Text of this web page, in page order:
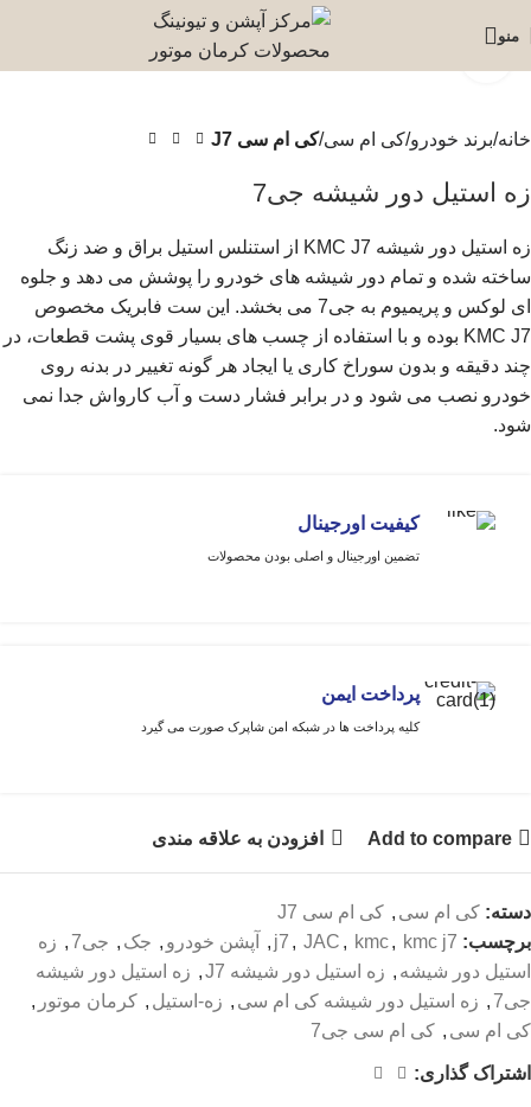
منو
برای بزرگنمایی کلیک کنید
خانه برند خودرو کی ام سی کی ام سی J7
زه استیل دور شیشه جی7
زه استیل دور شیشه KMC J7 از استنلس استیل براق و ضد زنگ
ساخته شده و تمام دور شیشه های خودرو را پوشش می دهد و جلوه
ای لوکس و پریمیوم به جی7 می بخشد. این ست فابریک مخصوص
KMC J7 بوده و با استفاده از چسب های بسیار قوی پشت قطعات، در
چند دقیقه و بدون سوراخ کاری یا ایجاد هر گونه تغییر در بدنه روی
خودرو نصب می شود و در برابر فشار دست و آب کارواش جدا نمی
شود.
کیفیت اورجینال
تضمین اورجینال و اصلی بودن محصولات
پرداخت ایمن
کلیه پرداخت ها در شبکه امن شاپرک صورت می گیرد
Add to compare افزودن به علاقه مندی
دسته: کی ام سی , کی ام سی J7
برچسب:
j7 , JAC , kmc, kmc j7
, آپشن خودرو , جک , جی7 , زه
استیل دور شیشه , زه استیل دور شیشه J7 , زه استیل دور شیشه
جی7
, زه استیل دور شیشه کی ام سی , زه-استیل , کرمان موتور ,
کی ام سی , کی ام سی جی7
اشتراک گذاری: